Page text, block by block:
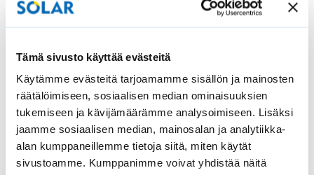
Tämä sivusto käyttää evästeitä
Käytämme evästeitä tarjoamamme sisällön ja mainosten
räätälöimiseen, sosiaalisen median ominaisuuksien
tukemiseen ja kävijämäärämme analysoimiseen. Lisäksi
jaamme sosiaalisen median, mainosalan ja analytiikka-
alan kumppaneillemme tietoja siitä, miten käytät
sivustoamme. Kumppanimme voivat yhdistää näitä
Säätötanko ylhäältä ja alhaalta säädettävään
vekkikaihtimeen
Tämä säätötanko sopii uralliseen ylhäältä ja alhaalta
säädettävään vekkikaihtimeen. Säätötangon pituus…
52,00€ Osta